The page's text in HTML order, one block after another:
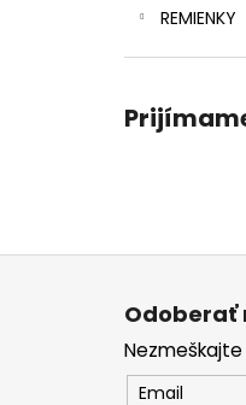
REMIENKY
Z
Odoberať
Email